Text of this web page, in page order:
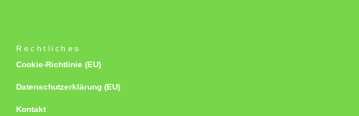
-
f
Rechtliches
Cookie-Richtlinie (EU)
Datenschutzerklärung (EU)
Kontakt